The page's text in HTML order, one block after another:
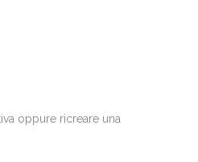
oppure ricreare una